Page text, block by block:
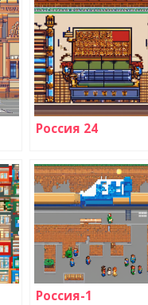
Россия 24
Россия-1